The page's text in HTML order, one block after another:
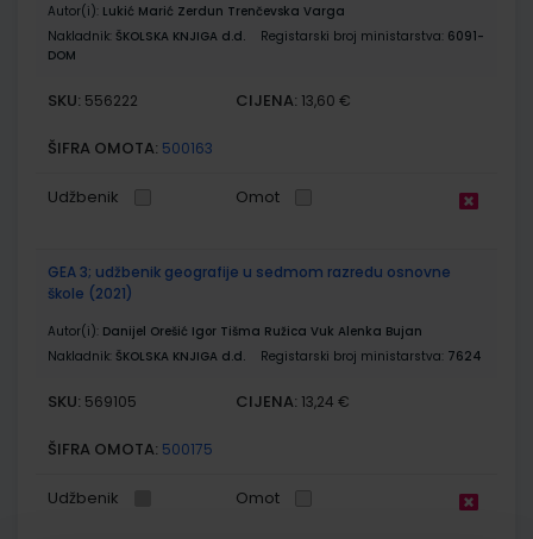
Autor(i): Lukić Marić Zerdun Trenčevska Varga
Nakladnik: ŠKOLSKA KNJIGA d.d. Registarski broj ministarstva: 6091-
DOM
SKU: 556222 CIJENA: 13,60 €
ŠIFRA OMOTA: 500163
Udžbenik Omot
GEA 3; udžbenik geografije u sedmom razredu osnovne
škole (2021)
Autor(i): Danijel Orešić Igor Tišma Ružica Vuk Alenka Bujan
Nakladnik: ŠKOLSKA KNJIGA d.d. Registarski broj ministarstva: 7624
SKU: 569105 CIJENA: 13,24 €
ŠIFRA OMOTA: 500175
Udžbenik Omot